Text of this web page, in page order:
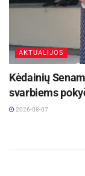
AKTUALIJOS
Kėdainių
svarbiems
2026-08-07